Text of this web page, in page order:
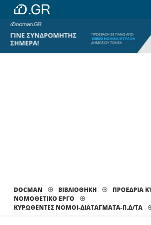
DOCMAN ΒΙΒΛΙΟΘΗΚΗ
ΠΡΟΕΔΡΙΑ
ΝΟΜΟΘΕΤΙΚΟ ΕΡΓΟ
ΚΥΡΩΘΈΝΤΕΣ ΝΌΜΟΙ-ΔΙΑΤΆΓΜΑΤΑ-Π.Δ/ΤΑ